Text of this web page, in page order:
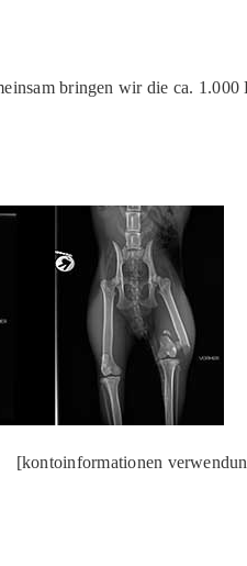
bringen wir die ca. 1.000
[kontoinformationen